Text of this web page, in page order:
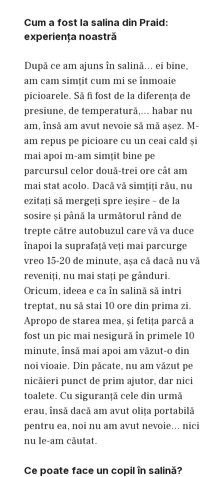
Cum a fost la salina din Praid:
experienţa noastră
După ce am ajuns în salină… ei bine,
am cam simţit cum mi se înmoaie
picioarele. Să fi fost de la diferenţa de
presiune, de temperatură,… habar nu
am, însă am avut nevoie să mă aşez. M-
am repus pe picioare cu un ceai cald şi
mai apoi m-am simţit bine pe
parcursul celor două-trei ore cât am
mai stat acolo. Dacă vă simţiţi rău, nu
ezitaţi să mergeţi spre ieşire – de la
sosire şi până la următorul rând de
trepte către autobuzul care vă va duce
înapoi la suprafaţă veţi mai parcurge
vreo 15-20 de minute, aşa că dacă nu vă
reveniţi, nu mai staţi pe gânduri.
Oricum, ideea e ca în salină să intri
treptat, nu să stai 10 ore din prima zi.
Apropo de starea mea, şi fetiţa parcă a
fost un pic mai nesigură în primele 10
minute, însă mai apoi am văzut-o din
noi vioaie. Din păcate, nu am văzut pe
nicăieri punct de prim ajutor, dar nici
toalete. Cu siguranţă cele din urmă
erau, însă dacă am avut oliţa portabilă
pentru ea, noi nu am avut nevoie… nici
nu le-am căutat.
Ce poate face un copil în salină?